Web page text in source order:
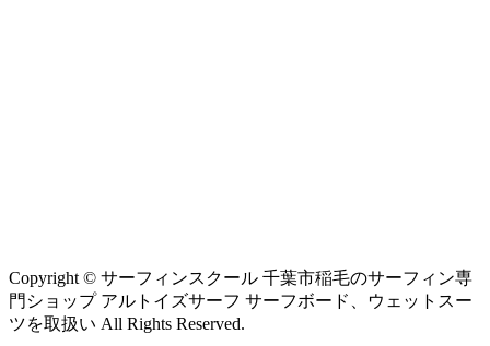
Copyright © サーフィンスクール 千葉市稲毛のサーフィン専
門ショップ アルトイズサーフ サーフボード、ウェットスー
ツを取扱い All Rights Reserved.